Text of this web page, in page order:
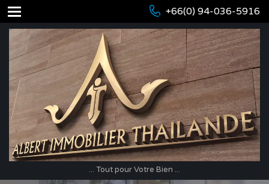
+66(0) 94-036-5916
... Tout pour Votre Bien ...